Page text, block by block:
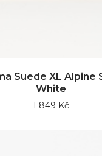
Suede XL Alpine
White
1 849 Kč